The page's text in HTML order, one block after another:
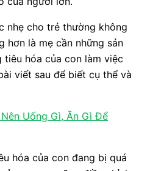
nhẹ cho trẻ thường không
hơn là mẹ cần những sản
hóa của con làm việc
viết sau để biết cụ thể và
Uống Gì, Ăn Gì Để
hóa của con đang bị quá